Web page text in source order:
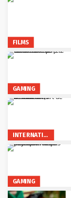
FILMS
GAMING
INTERNATIONAL
GAMING